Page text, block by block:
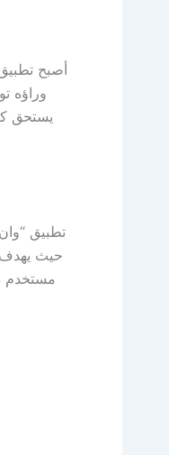
أصبح
وراؤه
يستحق
تطبيق
حيث يهدف
مستخدم